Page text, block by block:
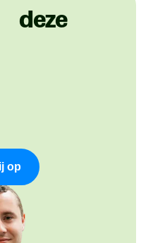
deze
op